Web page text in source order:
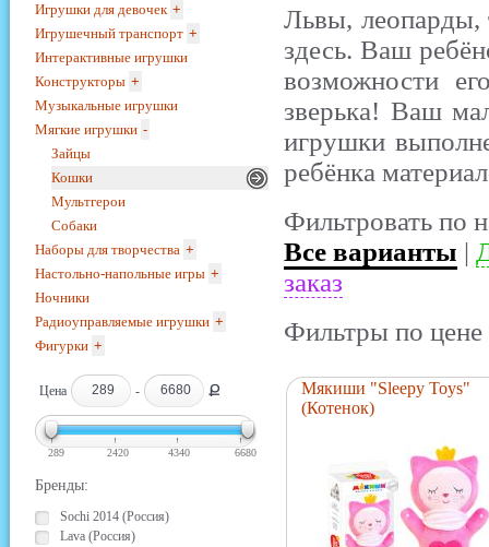
Львы, леопарды,
здесь. Ваш
возможности
зверька! Ваш
игрушки
ребёнка
Фильтровать по
Все варианты |
заказ
Фильтры по цене
Игрушки для девочек +
Игрушечный транспорт +
Интерактивные игрушки
Конструкторы +
Музыкальные игрушки
Мягкие игрушки -
Зайцы
Кошки
Мультгерои
Собаки
Наборы для творчества +
Настольно-напольные игры +
Ночники
Радиоуправляемые игрушки +
Фигурки +
Цена - Ք
289 2420 4340 6680
Бренды:
Sochi 2014 (Россия)
Lava (Россия)
Мякиши "Sleepy Toys"
(Котенок)